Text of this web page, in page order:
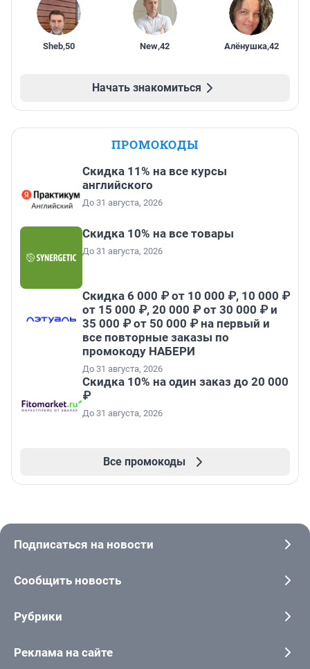
Sheb,50 New,42 Алёнушка,42
Начать знакомиться
ПРОМОКОДЫ
Скидка 11% на все курсы
английского
До 31 августа, 2026
Скидка 10% на все товары
До 31 августа, 2026
Скидка 6 000 ₽ от 10 000 ₽, 10 000 ₽
от 15 000 ₽, 20 000 ₽ от 30 000 ₽ и
35 000 ₽ от 50 000 ₽ на первый и
все повторные заказы по
промокоду НАБЕРИ
До 31 августа, 2026
Скидка 10% на один заказ до 20 000
₽
До 31 августа, 2026
Все промокоды
Подписаться на новости
Сообщить новость
Рубрики
Реклама на сайте